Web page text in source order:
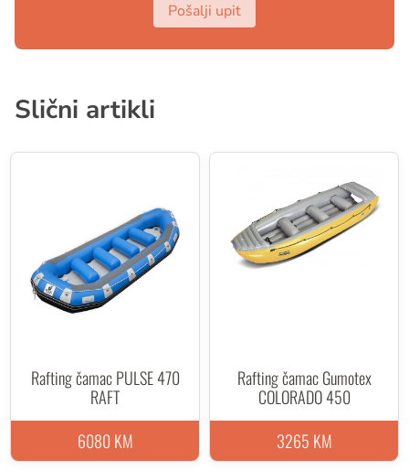
Pošalji upit
Slični artikli
Rafting čamac PULSE 470
RAFT
6080 KM
Rafting čamac Gumotex
COLORADO 450
3265 KM